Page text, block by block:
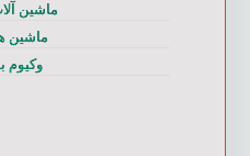
ماشین
ماشین
وکیوم